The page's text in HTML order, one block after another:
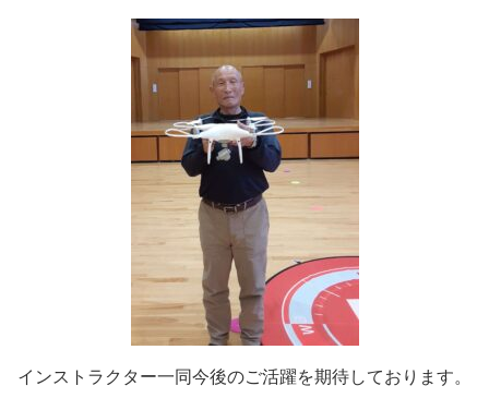
インストラクター一同今後のご活躍を期待しております。